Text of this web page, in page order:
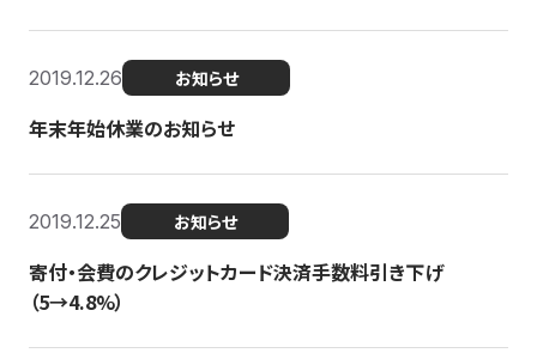
2019.12.26 お知らせ
年末年始休業のお知らせ
2019.12.25 お知らせ
寄付・会費のクレジットカード決済手数料引き下げ
（5→4.8%）